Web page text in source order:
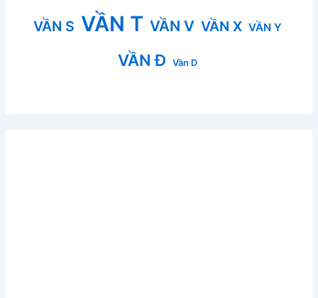
VẦN S VẦN T VẦN V VẦN X VẦN Y
VẦN Đ Vần D